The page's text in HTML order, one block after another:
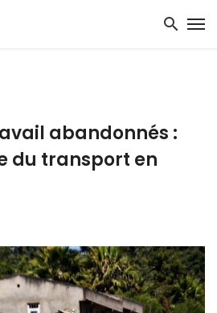
abandonnés :
du transport en